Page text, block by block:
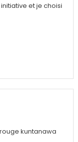
et je choisi
kuntanawa